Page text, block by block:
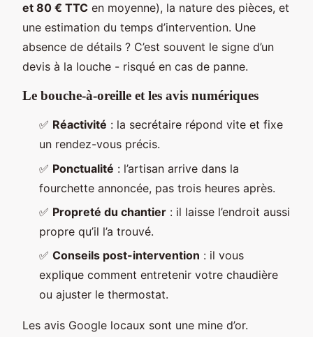
et 80 € TTC en moyenne), la nature des pièces, et
une estimation du temps d’intervention. Une
absence de détails ? C’est souvent le signe d’un
devis à la louche - risqué en cas de panne.
Le bouche-à-oreille et les avis numériques
✅ Réactivité : la secrétaire répond vite et fixe
un rendez-vous précis.
✅ Ponctualité : l’artisan arrive dans la
fourchette annoncée, pas trois heures après.
✅ Propreté du chantier : il laisse l’endroit aussi
propre qu’il l’a trouvé.
✅ Conseils post-intervention : il vous
explique comment entretenir votre chaudière
ou ajuster le thermostat.
Les avis Google locaux sont une mine d’or.